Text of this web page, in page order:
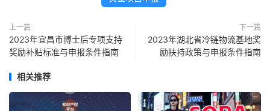
上一篇
2023年宜昌市博士后专项支持
奖励补贴标准与申报条件指南
下一篇
2023年湖北省冷链物流基地奖
励扶持政策与申报条件指南
相关推荐